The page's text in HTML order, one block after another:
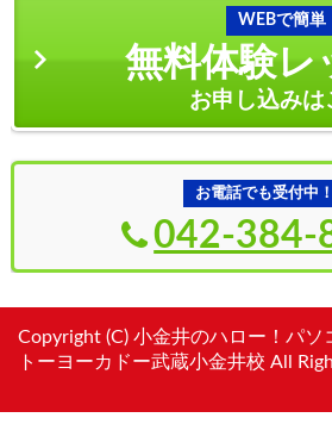
WEBで簡単
無料体験レ
お申し込みは
お電話でも受付中！
042-384-
Copyright (C) 小金井のハロー！パ
トーヨーカドー武蔵小金井校 All